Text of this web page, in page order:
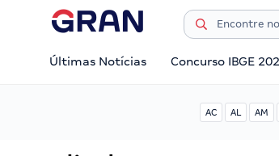
Últimas Notícias Concurso IBGE
AC AL AM